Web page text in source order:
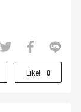
Like! 0